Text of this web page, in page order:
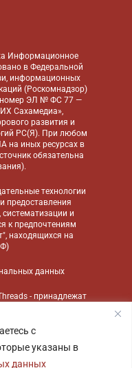
с
указаны в
данных
Информационное
в Федеральной
информационных
(Роскомнадзор)
номер ЭЛ № ФС 77 —
Сахамедиа»,
развития и
РС(Я). При любом
на иных ресурсах в
обязательна
).
технологии
предоставления
и
к предпочтениям
находящихся на
данных
- принадлежат